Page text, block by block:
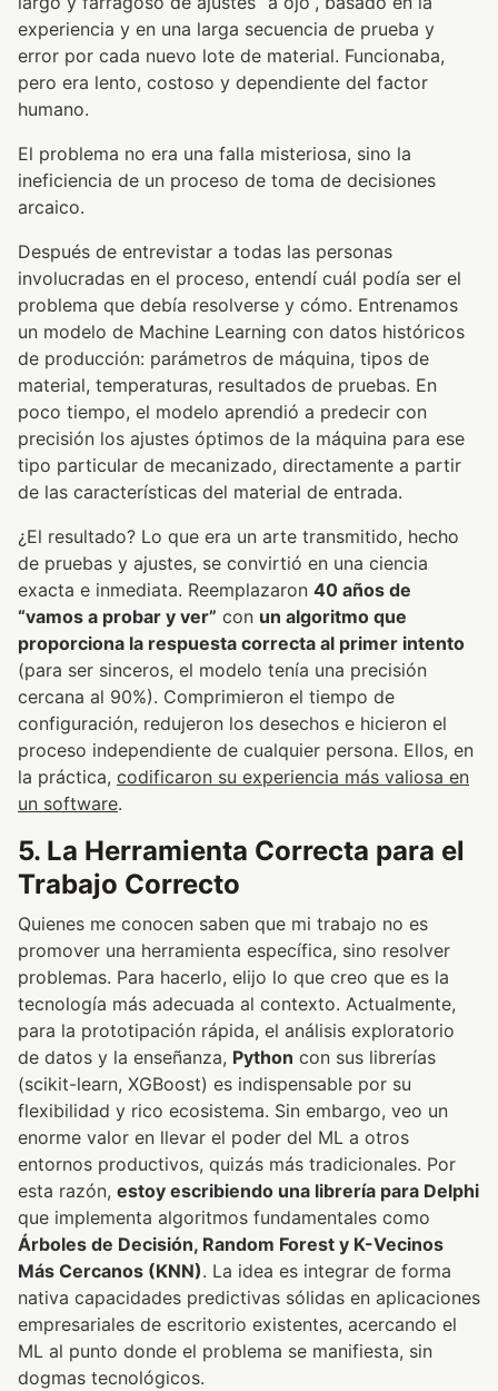
experiencia y en una larga secuencia de prueba y
error por cada nuevo lote de material. Funcionaba,
pero era lento, costoso y dependiente del factor
humano.
El problema no era una falla misteriosa, sino la
ineficiencia de un proceso de toma de decisiones
arcaico.
Después de entrevistar a todas las personas
involucradas en el proceso, entendí cuál podía ser el
problema que debía resolverse y cómo. Entrenamos
un modelo de Machine Learning con datos históricos
de producción: parámetros de máquina, tipos de
material, temperaturas, resultados de pruebas. En
poco tiempo, el modelo aprendió a predecir con
precisión los ajustes óptimos de la máquina para ese
tipo particular de mecanizado, directamente a partir
de las características del material de entrada.
¿El resultado? Lo que era un arte transmitido, hecho
de pruebas y ajustes, se convirtió en una ciencia
exacta e inmediata. Reemplazaron 40 años de
“vamos a probar y ver” con un algoritmo que
proporciona la respuesta correcta al primer intento
(para ser sinceros, el modelo tenía una precisión
cercana al 90%). Comprimieron el tiempo de
configuración, redujeron los desechos e hicieron el
proceso independiente de cualquier persona. Ellos, en
la práctica, codificaron su experiencia más valiosa en
un software.
5. La Herramienta Correcta para el
Trabajo Correcto
Quienes me conocen saben que mi trabajo no es
promover una herramienta específica, sino resolver
problemas. Para hacerlo, elijo lo que creo que es la
tecnología más adecuada al contexto. Actualmente,
para la prototipación rápida, el análisis exploratorio
de datos y la enseñanza, Python con sus librerías
(scikit-learn, XGBoost) es indispensable por su
flexibilidad y rico ecosistema. Sin embargo, veo un
enorme valor en llevar el poder del ML a otros
entornos productivos, quizás más tradicionales. Por
esta razón, estoy escribiendo una librería para Delphi
que implementa algoritmos fundamentales como
Árboles de Decisión, Random Forest y K-Vecinos
Más Cercanos (KNN). La idea es integrar de forma
nativa capacidades predictivas sólidas en aplicaciones
empresariales de escritorio existentes, acercando el
ML al punto donde el problema se manifiesta, sin
dogmas tecnológicos.